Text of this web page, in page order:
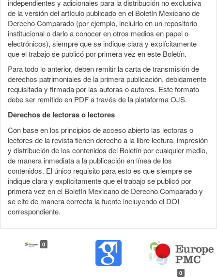
independientes y adicionales para la distribución no exclusiva
de la versión del artículo publicado en el Boletín Mexicano de
Derecho Comparado (por ejemplo, incluirlo en un repositorio
institucional o darlo a conocer en otros medios en papel o
electrónicos), siempre que se indique clara y explícitamente
que el trabajo se publicó por primera vez en este Boletín.
Para todo lo anterior, deben remitir la carta de transmisión de
derechos patrimoniales de la primera publicación, debidamente
requisitada y firmada por las autoras o autores. Este formato
debe ser remitido en PDF a través de la plataforma OJS.
Derechos de lectoras o lectores
Con base en los principios de acceso abierto las lectoras o
lectores de la revista tienen derecho a la libre lectura, impresión
y distribución de los contenidos del Boletín por cualquier medio,
de manera inmediata a la publicación en línea de los
contenidos. El único requisito para esto es que siempre se
indique clara y explícitamente que el trabajo se publicó por
primera vez en el Boletín Mexicano de Derecho Comparado y
se cite de manera correcta la fuente incluyendo el DOI
correspondiente.
0
0